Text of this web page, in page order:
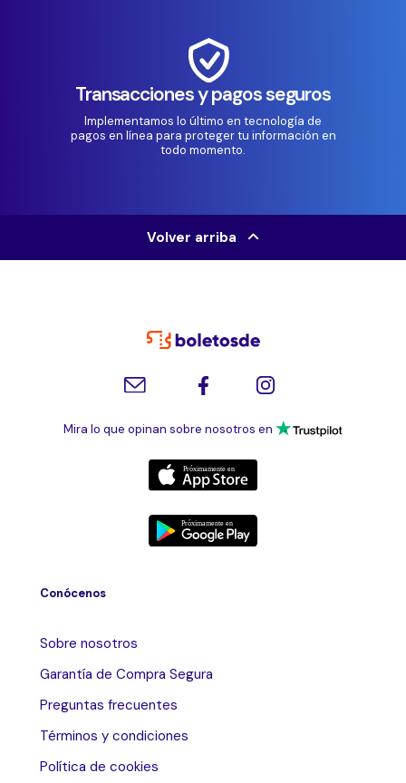
Transacciones y pagos seguros
Implementamos lo último en tecnología de
pagos en línea para proteger tu información en
todo momento.
Volver arriba
Mira lo que opinan sobre nosotros en
Conócenos
Sobre nosotros
Garantía de Compra Segura
Preguntas frecuentes
Términos y condiciones
Política de cookies